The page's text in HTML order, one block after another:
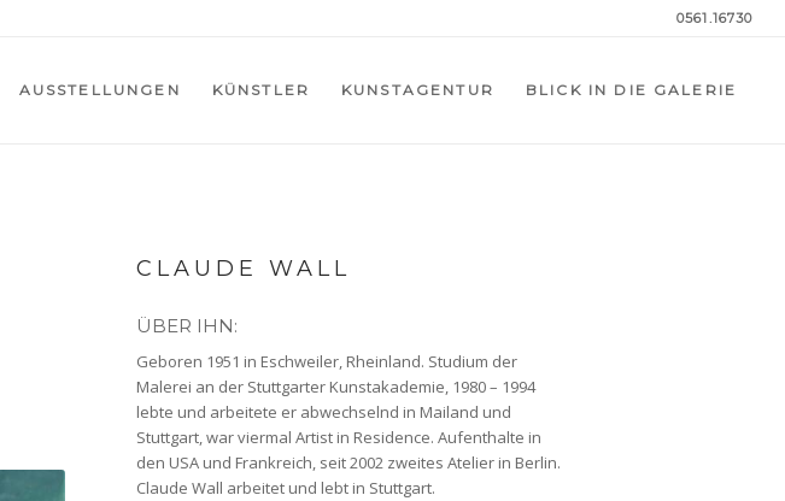
0561.16730
AUSSTELLUNGEN KÜNSTLER KUNSTAGENTUR BLICK IN DIE GALERIE
CLAUDE WALL
ÜBER IHN:
Geboren 1951 in Eschweiler, Rheinland. Studium der
Malerei an der Stuttgarter Kunstakademie, 1980 – 1994
lebte und arbeitete er abwechselnd in Mailand und
Stuttgart, war viermal Artist in Residence. Aufenthalte in
den USA und Frankreich, seit 2002 zweites Atelier in Berlin.
Claude Wall arbeitet und lebt in Stuttgart.